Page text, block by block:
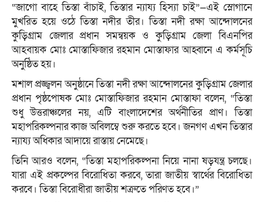
“জাগো বাহে তিস্তা বাঁচাই, তিস্তার ন্যায্য হিস্যা চাই”—এই স্লোগানে
মুখরিত হয়ে ওঠে তিস্তা নদীর তীর। তিস্তা নদী রক্ষা আন্দোলনের
কুড়িগ্রাম জেলার প্রধান সমন্বয়ক ও কুড়িগ্রাম জেলা বিএনপির
আহবায়ক মোঃ মোস্তাফিজার রহমান মোস্তাফার আহ্বানে এ কর্মসূচি
অনুষ্ঠিত হয়।
মশাল প্রজ্জ্বলন অনুষ্ঠানে তিস্তা নদী রক্ষা আন্দোলনের কুড়িগ্রাম জেলার
প্রধান পৃষ্ঠপোষক মোঃ মোস্তাফিজার রহমান মোস্তাফা বলেন, “তিস্তা
শুধু উত্তরাঞ্চলের নয়, এটি বাংলাদেশের অর্থনীতির প্রাণ। তিস্তা
মহাপরিকল্পনার কাজ অবিলম্বে শুরু করতে হবে। জনগণ এখন তিস্তার
ন্যায্য অধিকার আদায়ে রাস্তায় নেমেছে।
তিনি আরও বলেন, “তিস্তা মহাপরিকল্পনা নিয়ে নানা ষড়যন্ত্র চলছে।
যারা এই প্রকল্পের বিরোধিতা করবে, তারা জাতীয় স্বার্থের বিরোধিতা
করবে। তিস্তা বিরোধীরা জাতীয় শত্রুতে পরিণত হবে।”